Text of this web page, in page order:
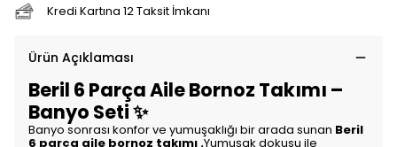
Kredi Kartına 12 Taksit İmkanı
Ürün Açıklaması
Beril 6 Parça Aile Bornoz Takımı –
Banyo Seti ✨
Banyo sonrası konfor ve yumuşaklığı bir arada sunan Beril
6 parça aile bornoz takımı .Yumuşak dokusu ile